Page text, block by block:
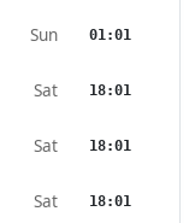
Sun 01:01
Sat 18:01
Sat 18:01
Sat 18:01